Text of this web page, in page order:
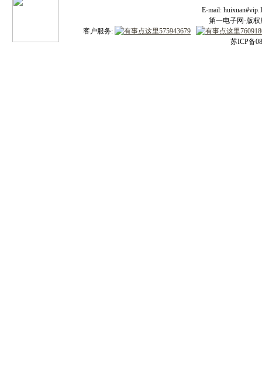
E-mail:
第一电子网·版权
客户服务:
苏ICP备